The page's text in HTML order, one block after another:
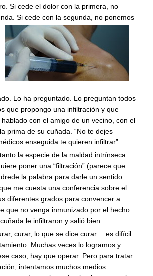
Si cede el dolor con la primera, no
Si cede con la segunda, no ponemos
Lo ha preguntado. Lo preguntan todos
que propongo una infiltración y que
con el amigo de un vecino, con el
prima de su cuñada. “No te dejes
enseguida te quieren infiltrar”
la especie de la maldad intrínseca
poner una “filtración” (parece que
la palabra para darle un sentido
me cuesta una conferencia sobre el
diferentes grados para convencer a
que no venga inmunizado por el hecho
le infiltraron y salió bien.
curar, lo que se dice curar… es difícil
Muchas veces lo logramos y
caso, hay que operar. Pero para tratar
intentamos muchos medios